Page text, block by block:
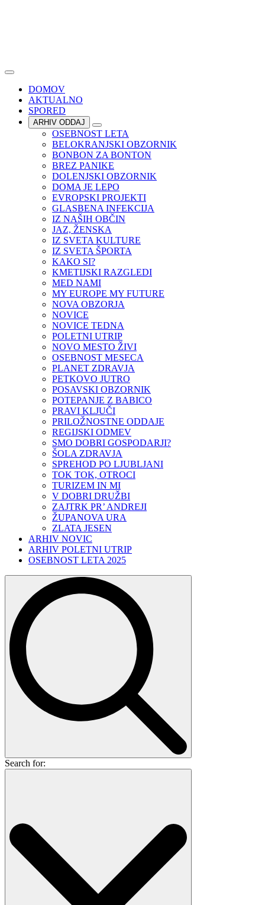
DOMOV
AKTUALNO
SPORED
ARHIV ODDAJ
OSEBNOST LETA
BELOKRANJSKI OBZORNIK
BONBON ZA BONTON
BREZ PANIKE
DOLENJSKI OBZORNIK
DOMA JE LEPO
EVROPSKI PROJEKTI
GLASBENA INFEKCIJA
IZ NAŠIH OBČIN
JAZ, ŽENSKA
IZ SVETA KULTURE
IZ SVETA ŠPORTA
KAKO SI?
KMETIJSKI RAZGLEDI
MED NAMI
MY EUROPE MY FUTURE
NOVA OBZORJA
NOVICE
NOVICE TEDNA
POLETNI UTRIP
NOVO MESTO ŽIVI
OSEBNOST MESECA
PLANET ZDRAVJA
PETKOVO JUTRO
POSAVSKI OBZORNIK
POTEPANJE Z BABICO
PRAVI KLJUČI
PRILOŽNOSTNE ODDAJE
REGIJSKI ODMEV
SMO DOBRI GOSPODARJI?
ŠOLA ZDRAVJA
SPREHOD PO LJUBLJANI
TOK TOK, OTROCI
TURIZEM IN MI
V DOBRI DRUŽBI
ZAJTRK PR’ ANDREJI
ŽUPANOVA URA
ZLATA JESEN
ARHIV NOVIC
ARHIV POLETNI UTRIP
OSEBNOST LETA 2025
Search for: